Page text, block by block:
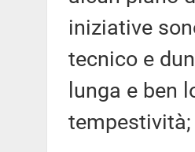
iniziative
tecnico e
lunga e ben
tempestività;